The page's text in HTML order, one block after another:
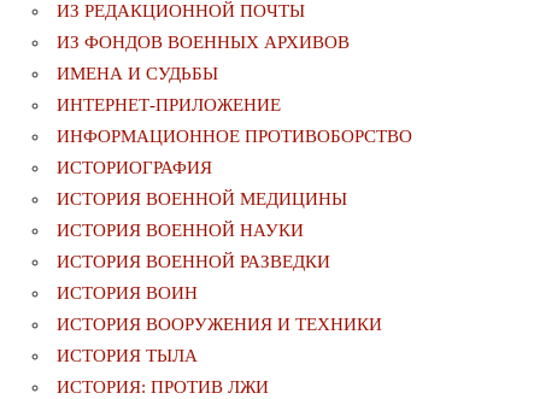
ИЗ РЕДАКЦИОННОЙ ПОЧТЫ
ИЗ ФОНДОВ ВОЕННЫХ АРХИВОВ
ИМЕНА И СУДЬБЫ
ИНТЕРНЕТ-ПРИЛОЖЕНИЕ
ИНФОРМАЦИОННОЕ ПРОТИВОБОРСТВО
ИСТОРИОГРАФИЯ
ИСТОРИЯ ВОЕННОЙ МЕДИЦИНЫ
ИСТОРИЯ ВОЕННОЙ НАУКИ
ИСТОРИЯ ВОЕННОЙ РАЗВЕДКИ
ИСТОРИЯ ВОИН
ИСТОРИЯ ВООРУЖЕНИЯ И ТЕХНИКИ
ИСТОРИЯ ТЫЛА
ИСТОРИЯ: ПРОТИВ ЛЖИ